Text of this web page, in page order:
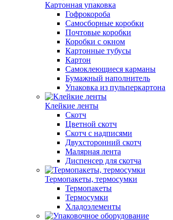
Картонная упаковка
Гофрокороба
Самосборные коробки
Почтовые коробки
Коробки с окном
Картонные тубусы
Картон
Самоклеющиеся карманы
Бумажный наполнитель
Упаковка из пульперкартона
Клейкие ленты
Скотч
Цветной скотч
Скотч с надписями
Двухсторонний скотч
Малярная лента
Диспенсер для скотча
Термопакеты, термосумки
Термопакеты
Термосумки
Хладоэлементы